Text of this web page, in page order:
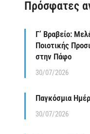
Πρόσφατες
Γ’ Βραβείο:
Ποιοτικής
στην Πάφο
30/07/2026
Παγκόσμια
30/07/2026